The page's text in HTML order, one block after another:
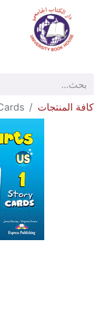
كافة المنتجات